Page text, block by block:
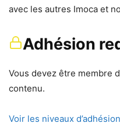
avec les autres Imoca et
Adhésion
Vous devez être membre
contenu.
Voir les niveaux d’adhésion